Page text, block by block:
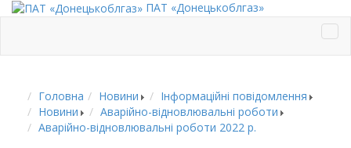
ПАТ «Донецькоблгаз»
Головна Новини
Інформаційні повідомлення
Новини
Аварійно-відновлювальні роботи
Аварійно-відновлювальні роботи 2022 р.